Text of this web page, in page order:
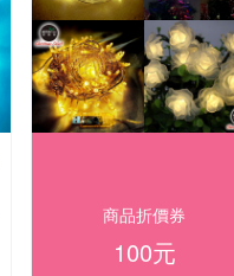
商品折價券
100元